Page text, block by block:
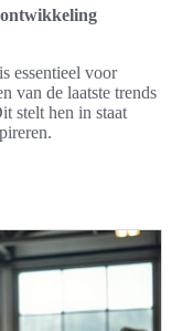
essentieel voor
van de laatste trends
stelt hen in staat